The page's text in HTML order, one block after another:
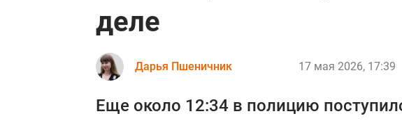
деле
Дарья Пшеничник 17 мая 2026, 17:39
Еще около 12:34 в полицию